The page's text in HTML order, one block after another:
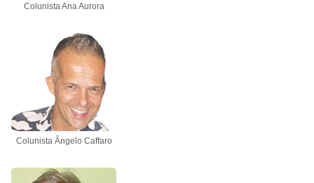
Colunista Ana Aurora
Colunista Ângelo Caffaro